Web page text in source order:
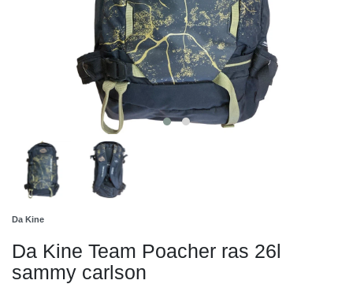
Da Kine
Da Kine Team Poacher ras 26l
sammy carlson